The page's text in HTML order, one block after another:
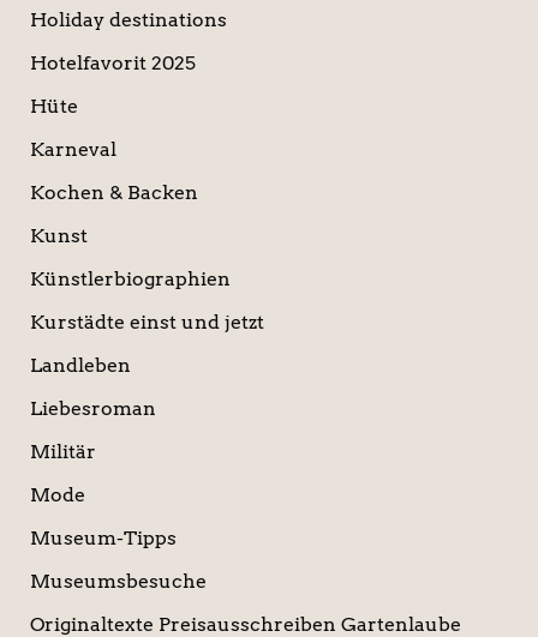
Holiday destinations
Hotelfavorit 2025
Hüte
Karneval
Kochen & Backen
Kunst
Künstlerbiographien
Kurstädte einst und jetzt
Landleben
Liebesroman
Militär
Mode
Museum-Tipps
Museumsbesuche
Originaltexte Preisausschreiben Gartenlaube